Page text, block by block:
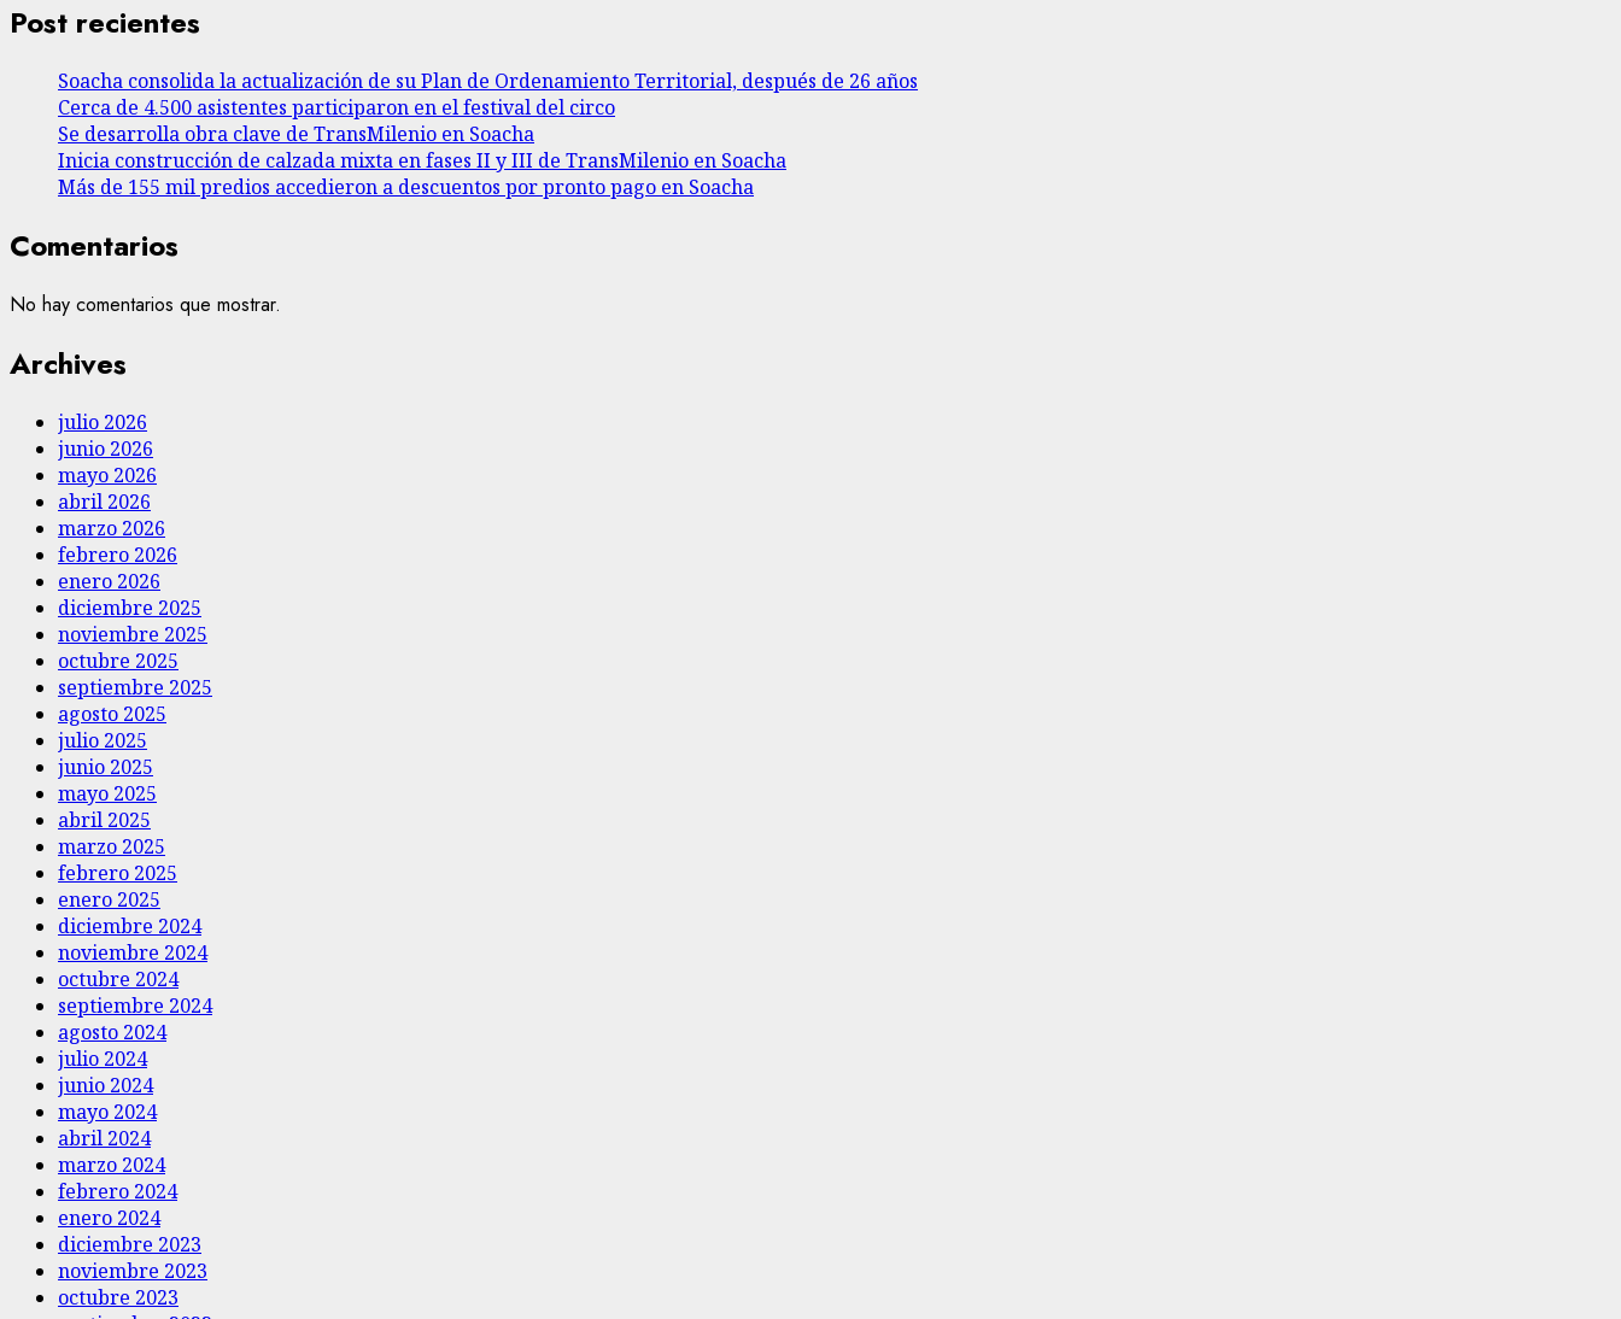
Post recientes
Soacha consolida la actualización de su Plan de Ordenamiento Territorial, después de 26 años
Cerca de 4.500 asistentes participaron en el festival del circo
Se desarrolla obra clave de TransMilenio en Soacha
Inicia construcción de calzada mixta en fases II y III de TransMilenio en Soacha
Más de 155 mil predios accedieron a descuentos por pronto pago en Soacha
Comentarios
No hay comentarios que mostrar.
Archives
julio 2026
junio 2026
mayo 2026
abril 2026
marzo 2026
febrero 2026
enero 2026
diciembre 2025
noviembre 2025
octubre 2025
septiembre 2025
agosto 2025
julio 2025
junio 2025
mayo 2025
abril 2025
marzo 2025
febrero 2025
enero 2025
diciembre 2024
noviembre 2024
octubre 2024
septiembre 2024
agosto 2024
julio 2024
junio 2024
mayo 2024
abril 2024
marzo 2024
febrero 2024
enero 2024
diciembre 2023
noviembre 2023
octubre 2023